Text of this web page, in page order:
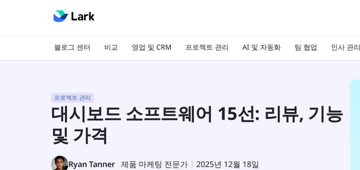
블로그 센터 비교 영업 및 CRM 프로젝트 관리 AI 및 자동화 팀 협업 인사 관리
프로젝트 관리
대시보드 소프트웨어 15선: 리뷰, 기능
및 가격
Ryan Tanner 제품 마케팅 전문가 2025년 12월 18일